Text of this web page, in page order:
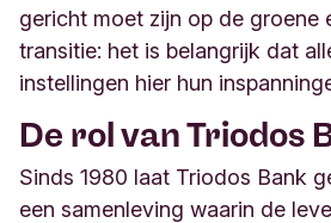
gericht moet zijn op de groene
transitie: het is belangrijk dat
instellingen hier hun
De rol van Triodos
Sinds 1980 laat Triodos Bank
een samenleving waarin de